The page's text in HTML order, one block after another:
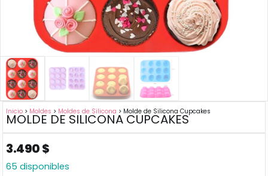
Inicio > Moldes > Moldes de Silicona > Molde de Silicona Cupcakes
MOLDE DE SILICONA CUPCAKES
3.490$
65 disponibles